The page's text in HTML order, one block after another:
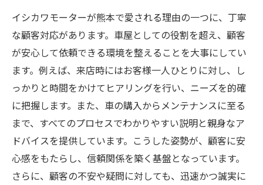
イシカワモーターが熊本で愛される理由の一つに、丁寧
な顧客対応があります。車屋としての役割を超え、顧客
が安心して依頼できる環境を整えることを大事にしてい
ます。例えば、来店時にはお客様一人ひとりに対し、し
っかりと時間をかけてヒアリングを行い、ニーズを的確
に把握します。また、車の購入からメンテナンスに至る
まで、すべてのプロセスでわかりやすい説明と親身なア
ドバイスを提供しています。こうした姿勢が、顧客に安
心感をもたらし、信頼関係を築く基盤となっています。
さらに、顧客の不安や疑問に対しても、迅速かつ誠実に